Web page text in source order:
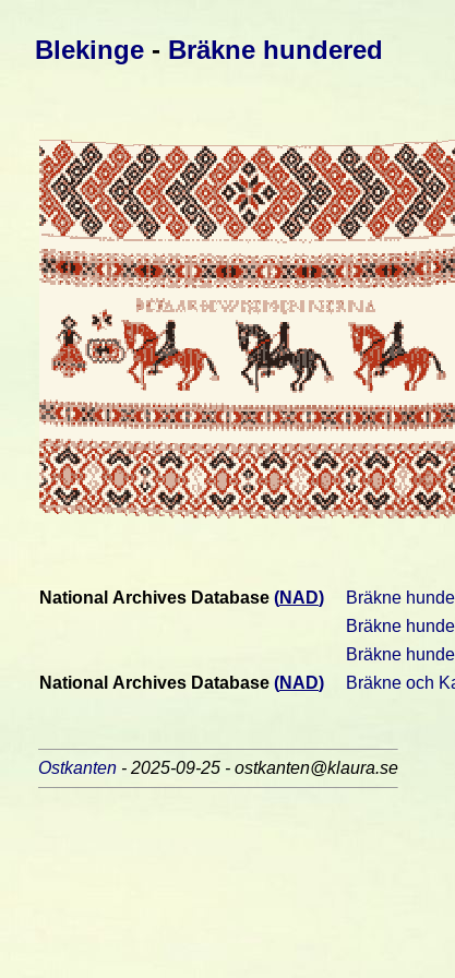
Blekinge - Bräkne hundered
National Archives Database (NAD)
Bräkne
Bräkne
Bräkne
National Archives Database (NAD) Bräkne och
Ostkanten - 2025-09-25 - ostkanten@klaura.se